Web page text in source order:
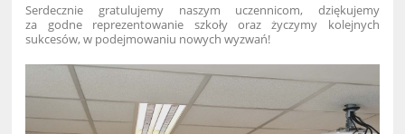
Serdecznie gratulujemy naszym uczennicom, dziękujemy
za godne reprezentowanie szkoły oraz życzymy kolejnych
sukcesów, w podejmowaniu nowych wyzwań!